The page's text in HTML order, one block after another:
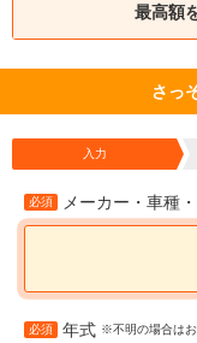
最高額
さっ
入力
必須 メーカー・車種
必須 年式 ※不明の場合は